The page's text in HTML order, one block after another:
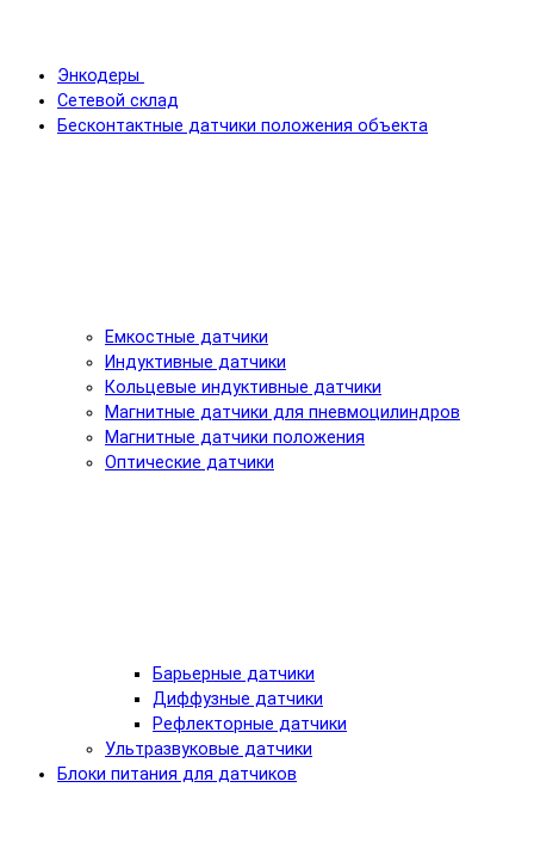
Энкодеры
Сетевой склад
Бесконтактные датчики положения объекта
Емкостные датчики
Индуктивные датчики
Кольцевые индуктивные датчики
Магнитные датчики для пневмоцилиндров
Магнитные датчики положения
Оптические датчики
Барьерные датчики
Диффузные датчики
Рефлекторные датчики
Ультразвуковые датчики
Блоки питания для датчиков